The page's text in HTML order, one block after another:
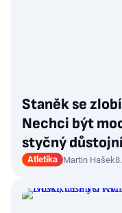
Staněk se
Nechci být
styčný
Atletika Martin Hašek